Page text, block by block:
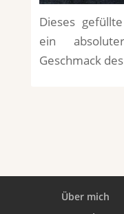
Dieses
ein
Geschmack
Über mich